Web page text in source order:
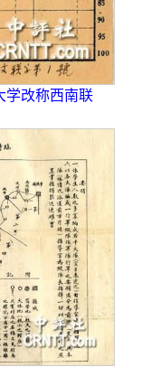
学改称西南联